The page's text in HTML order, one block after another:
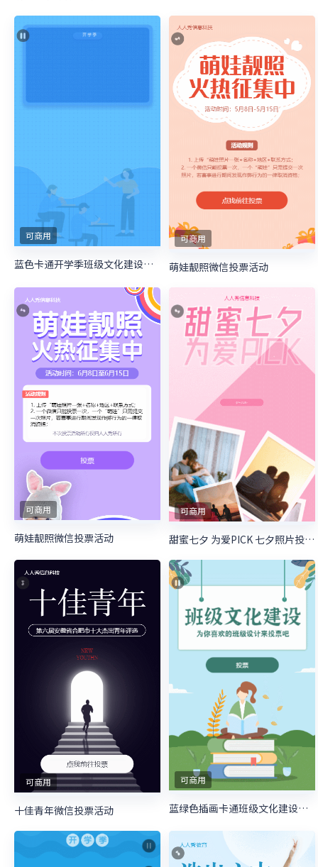
可商用
蓝色卡通开学季班级文化建设投票
可商用
萌娃靓照微信投票活动
可商用
萌娃靓照微信投票活动
可商用
甜蜜七夕 为爱PICK 七夕照片投票活动
可商用
十佳青年微信投票活动
可商用
蓝绿色插画卡通班级文化建设照片投票模板